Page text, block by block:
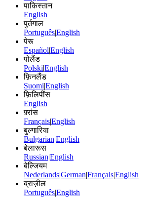
पाकिस्तान
English
पुर्तगाल
Português|English
पेरू
Español|English
पोलैंड
Polski|English
फ़िनलैंड
Suomi|English
फ़िलिपींस
English
फ़्रांस
Français|English
बुल्गारिया
Bulgarian|English
बेलारूस
Russian|English
बेल्जियम
Nederlands|German|Français|English
ब्राज़ील
Português|English